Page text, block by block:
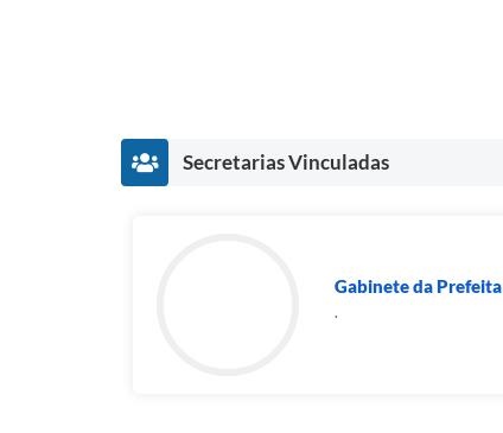
Secretarias Vinculadas
Gabinete da Prefeita
.